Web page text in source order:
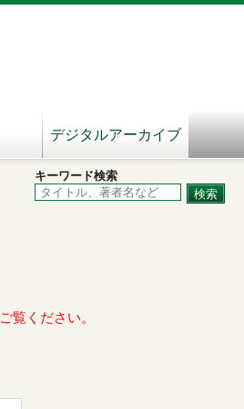
デジタルアーカイブ
キーワード検索
覧ください。